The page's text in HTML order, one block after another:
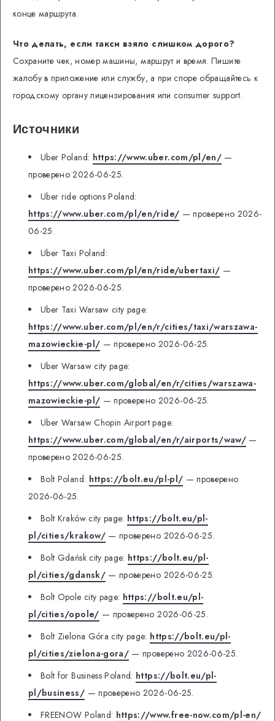
конце маршрута.
Что делать, если такси взяло слишком дорого?
Сохраните чек, номер машины, маршрут и время. Пишите
жалобу в приложение или службу, а при споре обращайтесь к
городскому органу лицензирования или consumer support.
Источники
Uber Poland: https://www.uber.com/pl/en/ —
проверено 2026-06-25.
Uber ride options Poland:
https://www.uber.com/pl/en/ride/ — проверено 2026-
06-25.
Uber Taxi Poland:
https://www.uber.com/pl/en/ride/ubertaxi/ —
проверено 2026-06-25.
Uber Taxi Warsaw city page:
https://www.uber.com/pl/en/r/cities/taxi/warszawa-
mazowieckie-pl/ — проверено 2026-06-25.
Uber Warsaw city page:
https://www.uber.com/global/en/r/cities/warszawa-
mazowieckie-pl/ — проверено 2026-06-25.
Uber Warsaw Chopin Airport page:
https://www.uber.com/global/en/r/airports/waw/ —
проверено 2026-06-25.
Bolt Poland: https://bolt.eu/pl-pl/ — проверено
2026-06-25.
Bolt Kraków city page: https://bolt.eu/pl-
pl/cities/krakow/— проверено 2026-06-25.
Bolt Gdańsk city page: https://bolt.eu/pl-
pl/cities/gdansk/— проверено 2026-06-25.
Bolt Opole city page: https://bolt.eu/pl-
pl/cities/opole/ — проверено 2026-06-25.
Bolt Zielona Góra city page: https://bolt.eu/pl-
pl/cities/zielona-gora/ — проверено 2026-06-25.
Bolt for Business Poland: https://bolt.eu/pl-
pl/business/ — проверено 2026-06-25.
FREENOW Poland: https://www.free-now.com/pl-en/